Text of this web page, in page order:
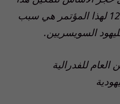
اليوم، فإن الذكرى الـ 120 لهذا المؤتمر هي سبب
السويسريين.
العام للفدرالية